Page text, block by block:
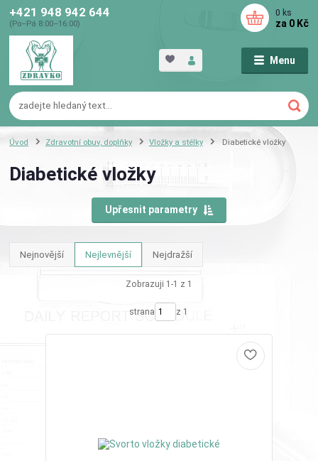
Menu
+421 948 942 644
(Po–Pá 8:00–16:00)
0 ks
za 0 Kč
Úvod Zdravotní obuv, doplňky Vložky a stélky Diabetické vložky
Diabetické vložky
Upřesnit parametry
Nejnovější Nejlevnější Nejdražší
Zobrazuji 1-1 z 1
strana z 1